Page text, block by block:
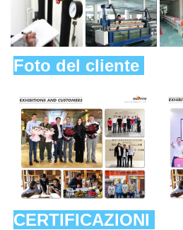
Foto del cliente
CERTIFICAZIONI